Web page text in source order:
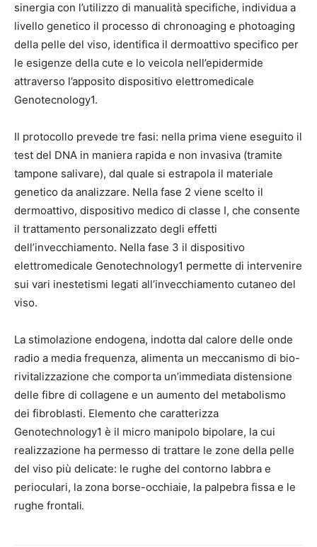
sinergia con l’utilizzo di manualità specifiche, individua a
livello genetico il processo di chronoaging e photoaging
della pelle del viso, identifica il dermoattivo specifico per
le esigenze della cute e lo veicola nell’epidermide
attraverso l’apposito dispositivo elettromedicale
Genotecnology1.
Il protocollo prevede tre fasi: nella prima viene eseguito il
test del DNA in maniera rapida e non invasiva (tramite
tampone salivare), dal quale si estrapola il materiale
genetico da analizzare. Nella fase 2 viene scelto il
dermoattivo, dispositivo medico di classe I, che consente
il trattamento personalizzato degli effetti
dell’invecchiamento. Nella fase 3 il dispositivo
elettromedicale Genotechnology1 permette di intervenire
sui vari inestetismi legati all’invecchiamento cutaneo del
viso.
La stimolazione endogena, indotta dal calore delle onde
radio a media frequenza, alimenta un meccanismo di bio-
rivitalizzazione che comporta un’immediata distensione
delle fibre di collagene e un aumento del metabolismo
dei fibroblasti. Elemento che caratterizza
Genotechnology1 è il micro manipolo bipolare, la cui
realizzazione ha permesso di trattare le zone della pelle
del viso più delicate: le rughe del contorno labbra e
perioculari, la zona borse-occhiaie, la palpebra fissa e le
rughe frontali.